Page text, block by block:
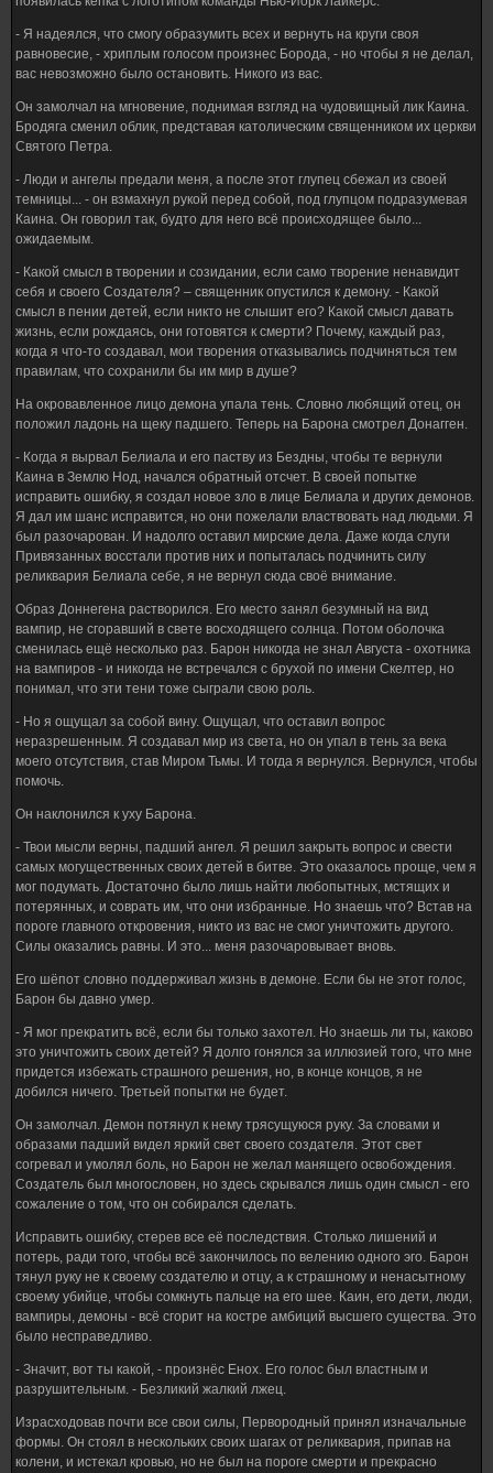
- Я надеялся, что смогу образумить всех и вернуть на круги своя
равновесие, - хриплым голосом произнес Борода, - но чтобы я не делал,
вас невозможно было остановить. Никого из вас.
Он замолчал на мгновение, поднимая взгляд на чудовищный лик Каина.
Бродяга сменил облик, представая католическим священником их церкви
Святого Петра.
- Люди и ангелы предали меня, а после этот глупец сбежал из своей
темницы... - он взмахнул рукой перед собой, под глупцом подразумевая
Каина. Он говорил так, будто для него всё происходящее было...
ожидаемым.
- Какой смысл в творении и созидании, если само творение ненавидит
себя и своего Создателя? – священник опустился к демону. - Какой
смысл в пении детей, если никто не слышит его? Какой смысл давать
жизнь, если рождаясь, они готовятся к смерти? Почему, каждый раз,
когда я что-то создавал, мои творения отказывались подчиняться тем
правилам, что сохранили бы им мир в душе?
На окровавленное лицо демона упала тень. Словно любящий отец, он
положил ладонь на щеку падшего. Теперь на Барона смотрел Донагген.
- Когда я вырвал Белиала и его паству из Бездны, чтобы те вернули
Каина в Землю Нод, начался обратный отсчет. В своей попытке
исправить ошибку, я создал новое зло в лице Белиала и других демонов.
Я дал им шанс исправится, но они пожелали властвовать над людьми. Я
был разочарован. И надолго оставил мирские дела. Даже когда слуги
Привязанных восстали против них и попыталась подчинить силу
реликвария Белиала себе, я не вернул сюда своё внимание.
Образ Доннегена растворился. Его место занял безумный на вид
вампир, не сгоравший в свете восходящего солнца. Потом оболочка
сменилась ещё несколько раз. Барон никогда не знал Августа - охотника
на вампиров - и никогда не встречался с брухой по имени Скелтер, но
понимал, что эти тени тоже сыграли свою роль.
- Но я ощущал за собой вину. Ощущал, что оставил вопрос
неразрешенным. Я создавал мир из света, но он упал в тень за века
моего отсутствия, став Миром Тьмы. И тогда я вернулся. Вернулся, чтобы
помочь.
Он наклонился к уху Барона.
- Твои мысли верны, падший ангел. Я решил закрыть вопрос и свести
самых могущественных своих детей в битве. Это оказалось проще, чем я
мог подумать. Достаточно было лишь найти любопытных, мстящих и
потерянных, и соврать им, что они избранные. Но знаешь что? Встав на
пороге главного откровения, никто из вас не смог уничтожить другого.
Силы оказались равны. И это... меня разочаровывает вновь.
Его шёпот словно поддерживал жизнь в демоне. Если бы не этот голос,
Барон бы давно умер.
- Я мог прекратить всё, если бы только захотел. Но знаешь ли ты, каково
это уничтожить своих детей? Я долго гонялся за иллюзией того, что мне
придется избежать страшного решения, но, в конце концов, я не
добился ничего. Третьей попытки не будет.
Он замолчал. Демон потянул к нему трясущуюся руку. За словами и
образами падший видел яркий свет своего создателя. Этот свет
согревал и умолял боль, но Барон не желал манящего освобождения.
Создатель был многословен, но здесь скрывался лишь один смысл - его
сожаление о том, что он собирался сделать.
Исправить ошибку, стерев все её последствия. Столько лишений и
потерь, ради того, чтобы всё закончилось по велению одного эго. Барон
тянул руку не к своему создателю и отцу, а к страшному и ненасытному
своему убийце, чтобы сомкнуть пальце на его шее. Каин, его дети, люди,
вампиры, демоны - всё сгорит на костре амбиций высшего существа. Это
было несправедливо.
- Значит, вот ты какой, - произнёс Енох. Его голос был властным и
разрушительным. - Безликий жалкий лжец.
Израсходовав почти все свои силы, Первородный принял изначальные
формы. Он стоял в нескольких своих шагах от реликвария, припав на
колени, и истекал кровью, но не был на пороге смерти и прекрасно